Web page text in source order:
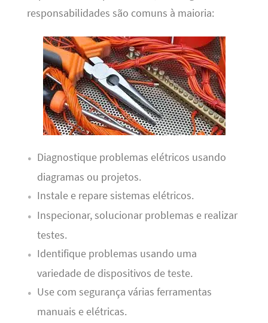
responsabilidades são comuns à maioria:
Diagnostique problemas elétricos usando
diagramas ou projetos.
Instale e repare sistemas elétricos.
Inspecionar, solucionar problemas e realizar
testes.
Identifique problemas usando uma
variedade de dispositivos de teste.
Use com segurança várias ferramentas
manuais e elétricas.